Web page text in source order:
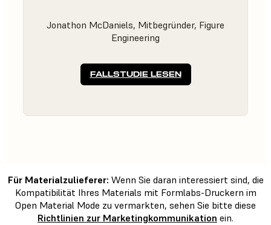
Jonathon McDaniels, Mitbegründer, Figure
Engineering
FALLSTUDIE LESEN
Für Materialzulieferer: Wenn Sie daran interessiert sind, die
Kompatibilität Ihres Materials mit Formlabs-Druckern im
Open Material Mode zu vermarkten, sehen Sie bitte diese
Richtlinien zur Marketingkommunikation ein.